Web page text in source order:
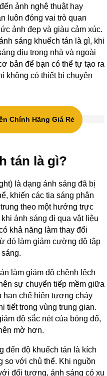
ảnh nghệ thuật hay
luôn đóng vai trò quan
ảnh đẹp và giàu cảm xúc.
sáng khuếch tán là gì, khi
dịu trong nhà và ngoài
bản để bạn có thể tự tạo ra
không có thiết bị chuyên
Chính Hãng Giá Rẻ
tán là gì?
là dạng ánh sáng đã bị
khiến các tia sáng phân
theo một hướng trực
ánh sáng đi qua vật liệu
khả năng làm thay đổi
đó làm giảm cường độ tập
làm giảm độ chênh lệch
sự chuyển tiếp mềm giữa
hạn chế hiện tượng cháy
tiết trong vùng trung gian.
độ sắc nét của bóng đổ,
mờ hơn.
đến độ khuếch tán là kích
so với chủ thể. Khi nguồn
đối tượng, ánh sáng có xu